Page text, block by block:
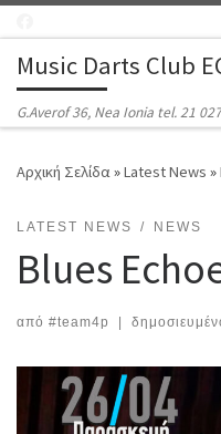
Music Darts Club
G.Averof 36, Nea Ionia tel. 21
Αρχική Σελίδα»Latest News »
LATEST NEWS NEWS
Blues
από #team4p